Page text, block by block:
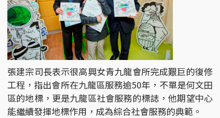
張建宗司長表示很高興女青九龍會所完成艱巨的復修
工程，指出會所在九龍區服務逾50年，不單是何文田
區的地標，更是九龍區社會服務的標誌，他期望中心
能繼續發揮地標作用，成為綜合社會服務的典範。